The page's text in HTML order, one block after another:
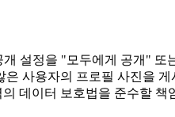
개 설정을 "모두에게 공개" 또
사용자의 프로필 사진을 게
데이터 보호법을 준수할 책